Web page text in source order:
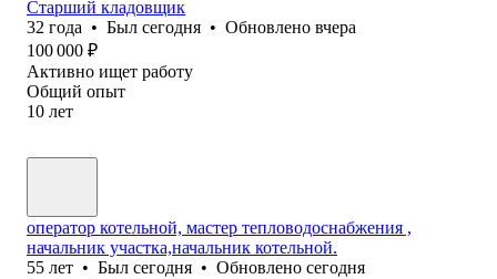
Старший кладовщик
32 года • Был сегодня • Обновлено вчера
100 000 ₽
Активно ищет работу
Общий опыт
10 лет
оператор котельной, мастер тепловодоснабжения ,
начальник участка,начальник котельной.
55 лет • Был сегодня • Обновлено сегодня